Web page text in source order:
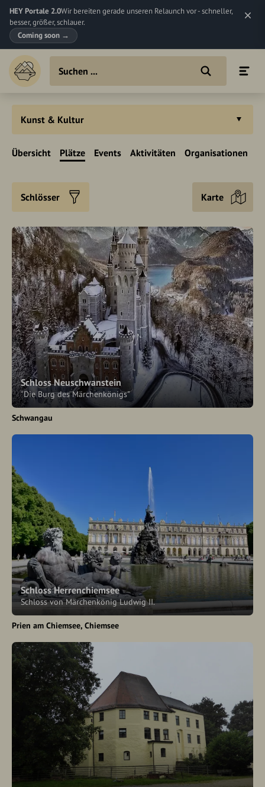
HEY Portale 2.0Wir bereiten gerade unseren Relaunch vor - schneller,
besser, größer, schlauer.
Coming soon →
Kunst & Kultur
Übersicht Plätze Events Aktivitäten Organisationen
Schlösser Karte
Schloss Neuschwanstein
"Die Burg des Märchenkönigs"
Schwangau
Schloss Herrenchiemsee
Schloss von Märchenkönig Ludwig II.
Prien am Chiemsee Chiemsee